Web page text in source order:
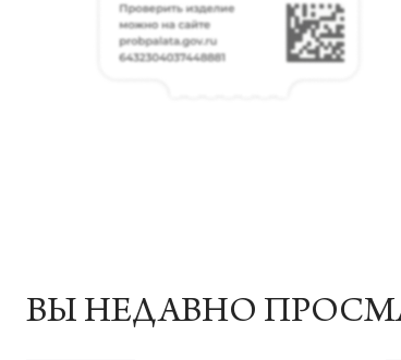
ВЫ НЕДАВНО